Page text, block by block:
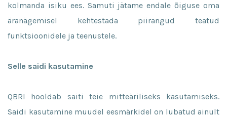
kolmanda isiku ees. Samuti jätame endale õiguse oma
äranägemisel kehtestada piirangud teatud
funktsioonidele ja teenustele.
Selle saidi kasutamine
QBRI hooldab saiti teie mitteäriliseks kasutamiseks.
Saidi kasutamine muudel eesmärkidel on lubatud ainult